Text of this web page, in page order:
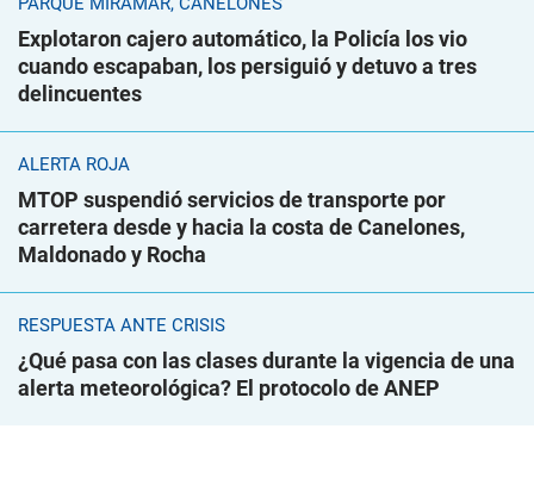
Explotaron cajero automático, la Policía los vio
cuando escapaban, los persiguió y detuvo a tres
delincuentes
ALERTA ROJA
MTOP suspendió servicios de transporte por
carretera desde y hacia la costa de Canelones,
Maldonado y Rocha
RESPUESTA ANTE CRISIS
¿Qué pasa con las clases durante la vigencia de una
alerta meteorológica? El protocolo de ANEP